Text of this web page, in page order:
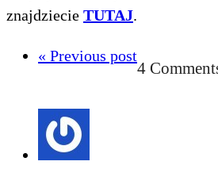
znajdziecie TUTAJ.
« Previous post
4